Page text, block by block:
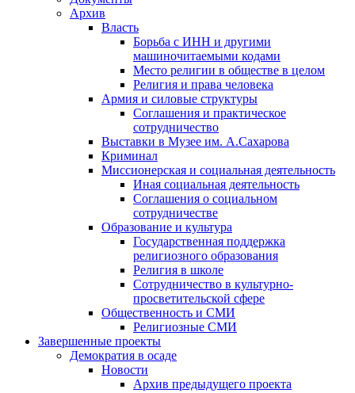
Архив
Власть
Борьба с ИНН и другими
машиночитаемыми кодами
Место религии в обществе в целом
Религия и права человека
Армия и силовые структуры
Соглашения и практическое
сотрудничество
Выставки в Музее им. А.Сахарова
Криминал
Миссионерская и социальная деятельность
Иная социальная деятельность
Соглашения о социальном
сотрудничестве
Образование и культура
Государственная поддержка
религиозного образования
Религия в школе
Сотрудничество в культурно-
просветительской сфере
Общественность и СМИ
Религиозные СМИ
Завершенные проекты
Демократия в осаде
Новости
Архив предыдущего проекта